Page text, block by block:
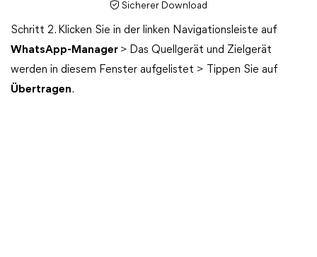
Sicherer Download
Schritt 2. Klicken Sie in der linken Navigationsleiste auf
WhatsApp-Manager > Das Quellgerät und Zielgerät
werden in diesem Fenster aufgelistet > Tippen Sie auf
Übertragen.